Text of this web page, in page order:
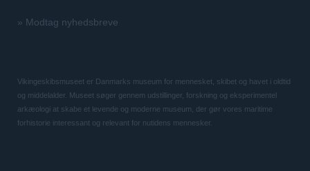
» Modtag nyhedsbreve
Vikingeskibsmuseet er Danmarks museum for mennesket, skibet og havet i oldtid
og middelalder. Museet søger gennem udstillinger, forskning og eksperimentel
arkæologi at skabe et levende og moderne museum, der gør vores maritime
forhistorie interessant og relevant for nutidens mennesker.